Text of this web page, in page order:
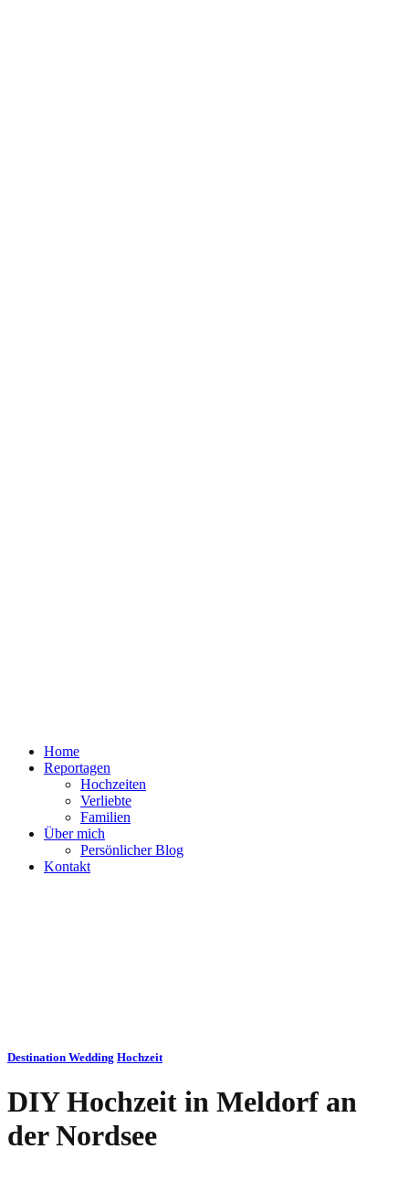
Home
Reportagen
Hochzeiten
Verliebte
Familien
Über mich
Persönlicher Blog
Kontakt
Destination Wedding Hochzeit
DIY Hochzeit in Meldorf an
der Nordsee